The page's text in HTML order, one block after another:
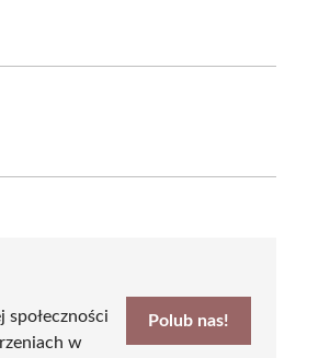
społeczności
w
Polub nas!